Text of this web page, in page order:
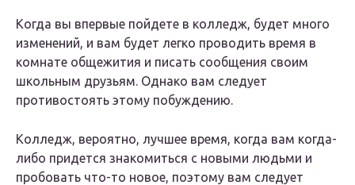
Когда вы впервые пойдете в колледж, будет много
изменений, и вам будет легко проводить время в
комнате общежития и писать сообщения своим
школьным друзьям. Однако вам следует
противостоять этому побуждению.
Колледж, вероятно, лучшее время, когда вам когда-
либо придется знакомиться с новыми людьми и
пробовать что-то новое, поэтому вам следует